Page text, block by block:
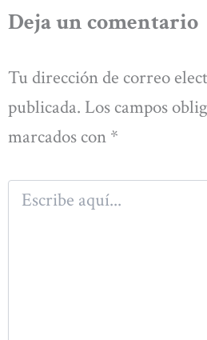
Deja un comentario
Tu dirección de correo
publicada. Los campos
marcados con *
Escribe
aquí...